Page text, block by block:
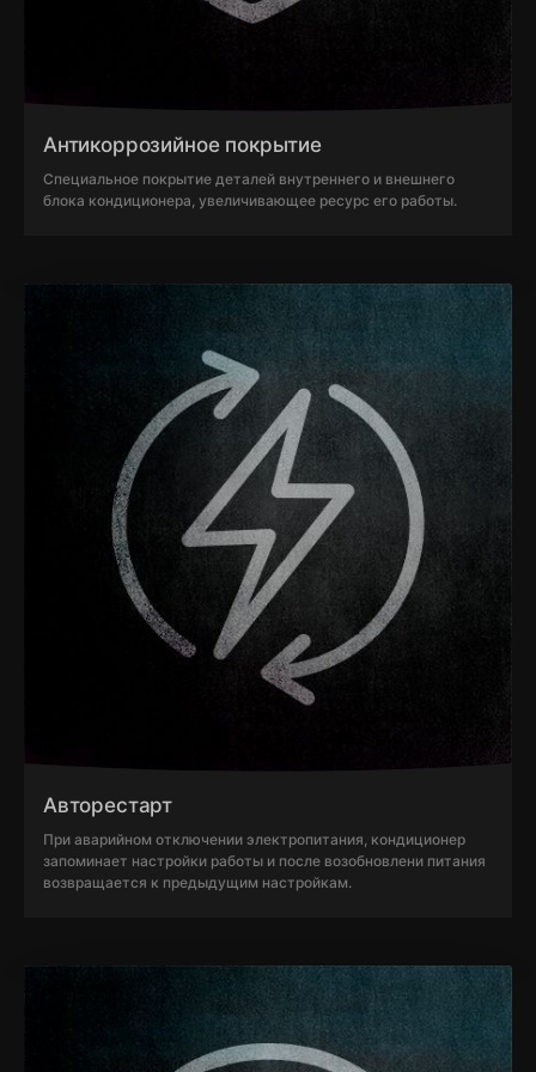
Антикоррозийное покрытие
Специальное покрытие деталей внутреннего и внешнего
блока кондиционера, увеличивающее ресурс его работы.
Авторестарт
При аварийном отключении электропитания, кондиционер
запоминает настройки работы и после возобновлени питания
возвращается к предыдущим настройкам.